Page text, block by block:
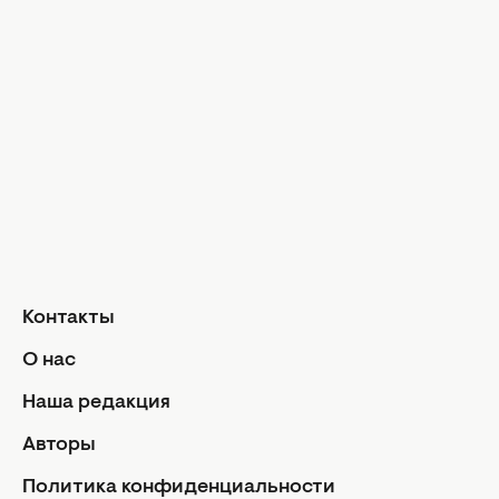
Контакты
О нас
Наша редакция
Авторы
Политика конфиденциальности
Фитнес